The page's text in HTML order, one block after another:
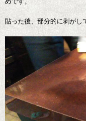
貼った後、部分的に剥がし